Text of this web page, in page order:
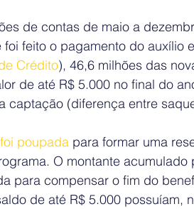
de contas de maio a
feito o pagamento do auxílio
Crédito), 46,6 milhões das
de até R$ 5.000 no final do
captação (diferença entre
poupada para formar uma
O montante acumulado
para compensar o fim do
de até R$ 5.000 possuíam,